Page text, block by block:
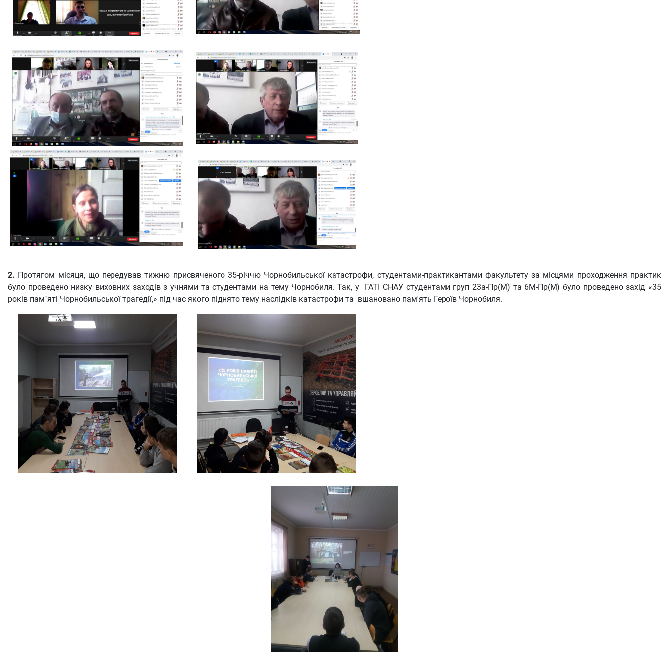
2. Протягом місяця, що передував тижню присвяченого 35-річчю Чорнобильської катастрофи, студентами-практикантами факультету за місцями проходження практик
було проведено низку виховних заходів з учнями та студентами на тему Чорнобиля. Так, у ГАТІ СНАУ студентами груп 23а-Пр(М) та 6М-Пр(М) було проведено захід «35
років пам`яті Чорнобильської трагедії,» під час якого піднято тему наслідків катастрофи та вшановано пам'ять Героїв Чорнобиля.